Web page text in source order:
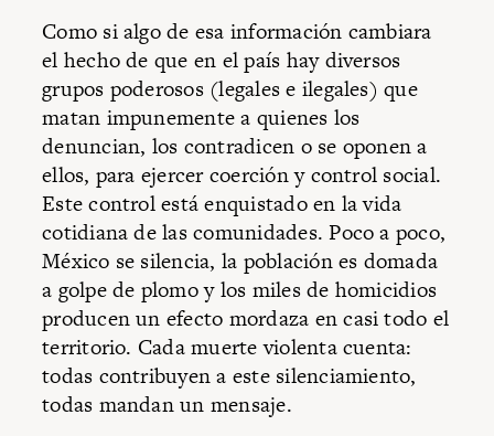
Como si algo de esa información cambiara
el hecho de que en el país hay diversos
grupos poderosos (legales e ilegales) que
matan impunemente a quienes los
denuncian, los contradicen o se oponen a
ellos, para ejercer coerción y control social.
Este control está enquistado en la vida
cotidiana de las comunidades. Poco a poco,
México se silencia, la población es domada
a golpe de plomo y los miles de homicidios
producen un efecto mordaza en casi todo el
territorio. Cada muerte violenta cuenta:
todas contribuyen a este silenciamiento,
todas mandan un mensaje.